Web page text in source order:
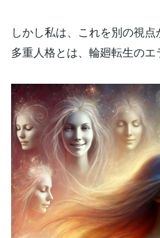
しかし私は、これを別の視点
多重人格とは、輪廻転生のエ